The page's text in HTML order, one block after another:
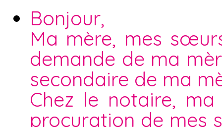
Bonjour,
Ma mère, mes
demande de ma
secondaire de ma
Chez le notaire,
procuration de mes